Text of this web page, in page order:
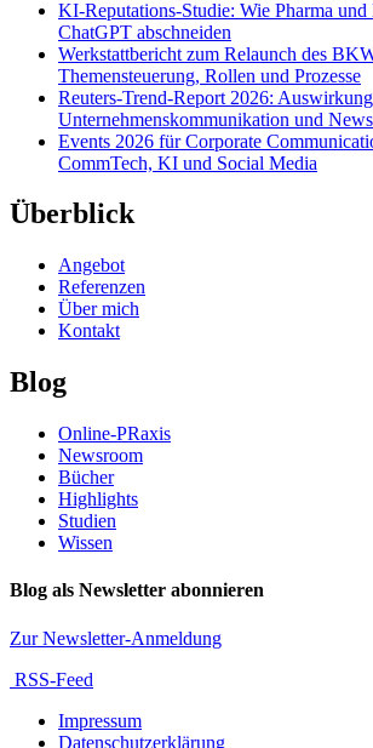
KI-Reputations-Studie: Wie Pharma und
ChatGPT abschneiden
Werkstattbericht zum Relaunch des
Themensteuerung, Rollen und Prozesse
Reuters-Trend-Report 2026:
Unternehmenskommunikation und
Events 2026 für Corporate
CommTech, KI und Social Media
Überblick
Angebot
Referenzen
Über mich
Kontakt
Blog
Online-PRaxis
Newsroom
Bücher
Highlights
Studien
Wissen
Blog als Newsletter abonnieren
Zur Newsletter-Anmeldung
RSS-Feed
Impressum
Datenschutzerklärung